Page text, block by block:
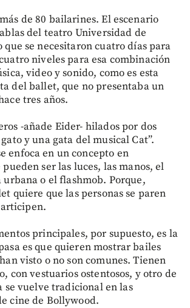
de 80 bailarines. El escenario
del teatro Universidad de
se necesitaron cuatro días para
niveles para esa combinación
video y sonido, como es esta
del ballet, que no presentaba un
tres años.
-añade Eider- hilados por dos
y una gata del musical Cat”.
enfoca en un concepto en
ser las luces, las manos, el
urbana o el flashmob. Porque,
quiere que las personas se paren
principales, por supuesto, es la
es que quieren mostrar bailes
visto o no son comunes. Tienen
con vestuarios ostentosos, y otro de
se vuelve tradicional en las
cine de Bollywood.